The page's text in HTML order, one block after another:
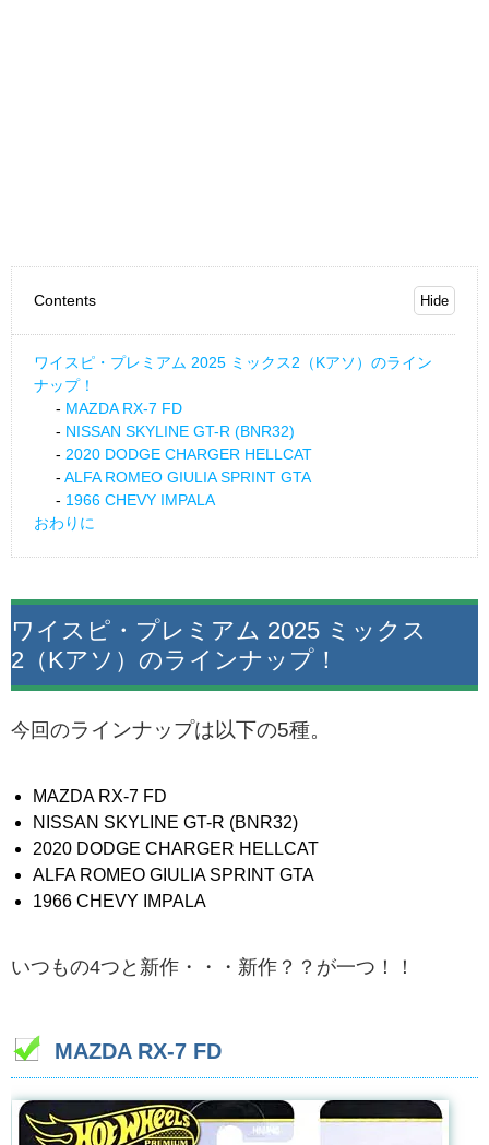
Contents
ワイスピ・プレミアム 2025 ミックス2（Kアソ）のライン
ナップ！
MAZDA RX-7 FD
NISSAN SKYLINE GT-R (BNR32)
2020 DODGE CHARGER HELLCAT
ALFA ROMEO GIULIA SPRINT GTA
1966 CHEVY IMPALA
おわりに
ワイスピ・プレミアム 2025 ミックス
2（Kアソ）のラインナップ！
今回のラインナップは以下の5種。
MAZDA RX-7 FD
NISSAN SKYLINE GT-R (BNR32)
2020 DODGE CHARGER HELLCAT
ALFA ROMEO GIULIA SPRINT GTA
1966 CHEVY IMPALA
いつもの4つと新作・・・新作？？が一つ！！
MAZDA RX-7 FD